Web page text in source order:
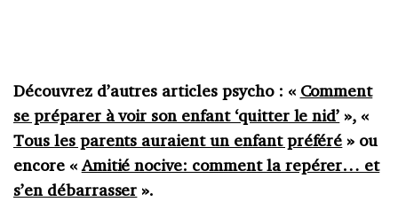
Découvrez d’autres articles psycho : « Comment
se préparer à voir son enfant ‘quitter le nid’ », «
Tous les parents auraient un enfant préféré » ou
encore «Amitié nocive: comment la repérer… et
s’en débarrasser ».